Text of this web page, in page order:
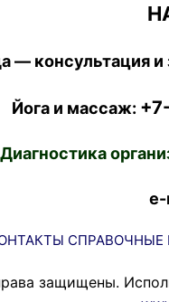
— консультация и
Йога и массаж:
Диагностика
e-
СПРАВОЧНЫЕ
защищены.